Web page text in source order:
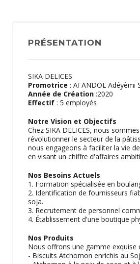
PRÉSENTATION
SIKA DELICES
Promotrice : AFANDOE Adéyèmi
Année de Création :2020
Effectif : 5 employés
Notre Vision et Objectifs
Chez SIKA DELICES, nous
révolutionner le secteur de la
nous engageons à faciliter la vie
en visant un chiffre d'affaires
Nos Besoins Actuels
1. Formation spécialisée en
2. Identification de fournisseurs
soja.
3. Recrutement de personnel
4. Établissement d'une boutique
Nos Produits
Nous offrons une gamme exquise
- Biscuits Atchomon enrichis au